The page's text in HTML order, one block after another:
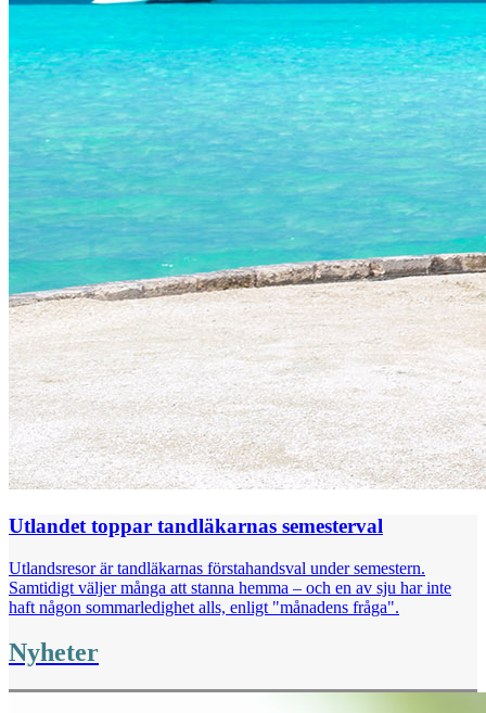
Utlandet toppar tandläkarnas semesterval
Utlandsresor är tandläkarnas förstahandsval under semestern.
Samtidigt väljer många att stanna hemma – och en av sju har inte
haft någon sommarledighet alls, enligt "månadens fråga".
Nyheter